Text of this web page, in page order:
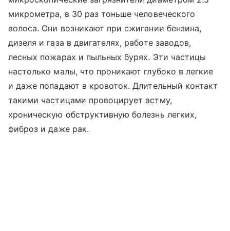
микрометра, в 30 раз тоньше человеческого
волоса. Они возникают при сжигании бензина,
дизеля и газа в двигателях, работе заводов,
лесных пожарах и пыльных бурях. Эти частицы
настолько малы, что проникают глубоко в легкие
и даже попадают в кровоток. Длительный контакт
такими частицами провоцирует астму,
хроническую обструктивную болезнь легких,
фиброз и даже рак.